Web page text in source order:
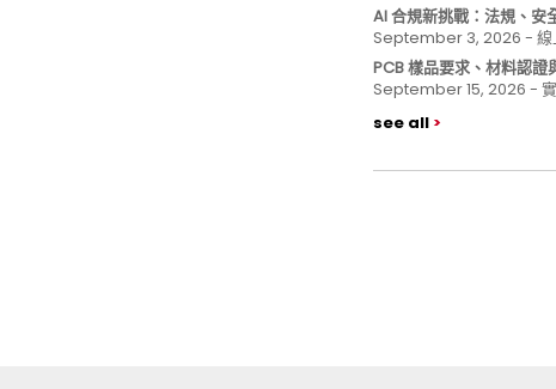
AI 合規新挑戰：法規、安
September 3, 2026 - 線
PCB 樣品要求、材料認證
September 15, 2026 -
see all